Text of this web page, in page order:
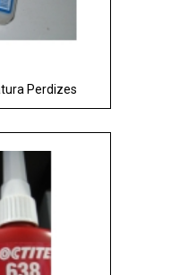
Perdizes